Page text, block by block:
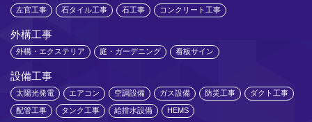
左官工事 石タイル工事 石工事 コンクリート工事
外構工事
外構・エクステリア 庭・ガーデニング 看板サイン
設備工事
太陽光発電 エアコン 空調設備 ガス設備 防災工事 ダクト工事
配管工事 タンク工事 給排水設備 HEMS